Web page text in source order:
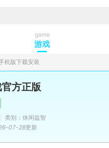
game
游戏
机版下载安装
方正版
类别：休闲益智
07-28更新